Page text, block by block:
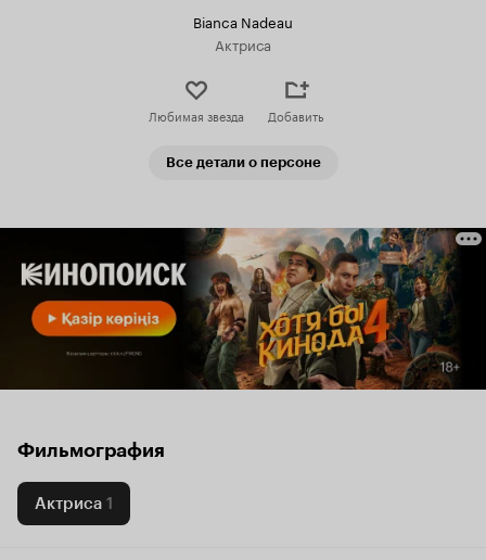
Bianca Nadeau
Актриса
Любимая звезда Добавить
Все детали о персоне
Фильмография
Актриса 1